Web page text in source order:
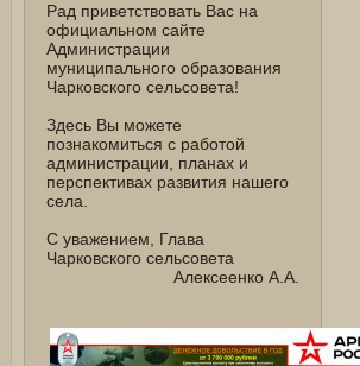
Рад приветствовать Вас на
официальном сайте
Администрации
муниципального образования
Чарковского сельсовета!
Здесь Вы можете
познакомиться с работой
администрации, планах и
перспективах развития нашего
села.
С уважением, Глава
Чарковского сельсовета
Алексеенко А.А.